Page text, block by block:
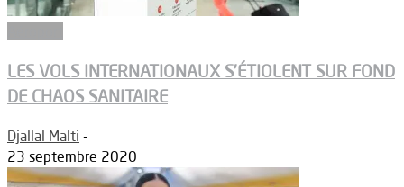
LES VOLS INTERNATIONAUX S’ÉTIOLENT SUR FOND
DE CHAOS SANITAIRE
Djallal Malti -
23 septembre 2020